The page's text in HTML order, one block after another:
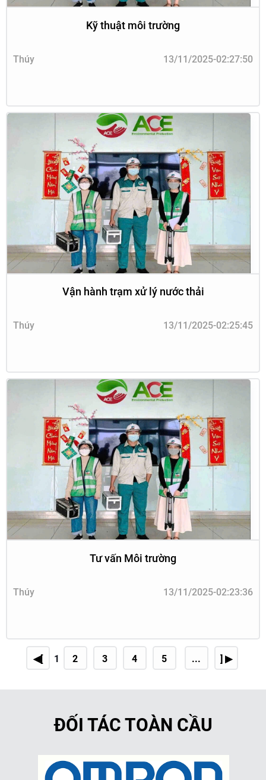
Kỹ thuật môi trường
Thúy 13/11/2025-02:27:50
Vận hành trạm xử lý nước thải
Thúy 13/11/2025-02:25:45
Tư vấn Môi trường
Thúy 13/11/2025-02:23:36
◀[ 1 2 3 4 5 ... ] ▶
ĐỐI TÁC TOÀN CẦU